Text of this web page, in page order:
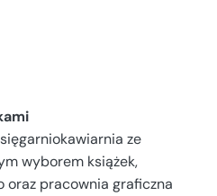
ze
wyborem książek,
pracownia graficzna